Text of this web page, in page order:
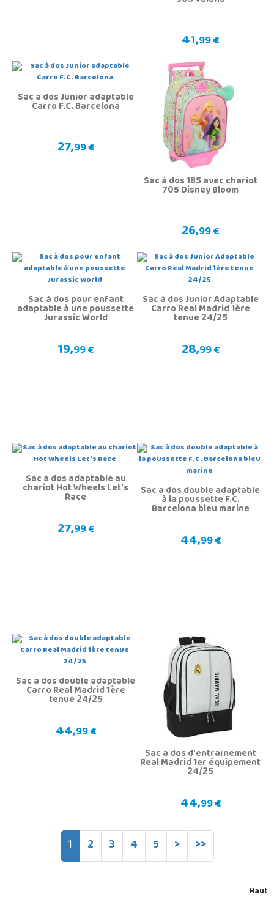
41,99 €
Sac à dos Junior adaptable
Carro F.C. Barcelona
27,99 €
Sac à dos 185 avec chariot
705 Disney Bloom
26,99 €
Sac à dos pour enfant
adaptable à une poussette
Jurassic World
19,99 €
Sac à dos Junior Adaptable
Carro Real Madrid 1ère
tenue 24/25
28,99 €
Sac à dos adaptable au
chariot Hot Wheels Let's
Race
27,99 €
Sac à dos double adaptable
à la poussette F.C.
Barcelona bleu marine
44,99 €
Sac à dos double adaptable
Carro Real Madrid 1ère
tenue 24/25
44,99 €
Sac à dos d'entraînement
Real Madrid 1er équipement
24/25
44,99 €
1 2 3 4 5 > >>
Haut